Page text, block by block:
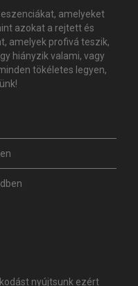
amelyeket
azokat a rejtett és
amelyek profivá teszik,
hiányzik valami, vagy
tökéletes legyen,
nyújtsunk ezért